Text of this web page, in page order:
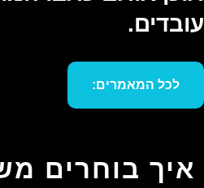
עובדים.
לכל המאמרים:
איך בוחרים